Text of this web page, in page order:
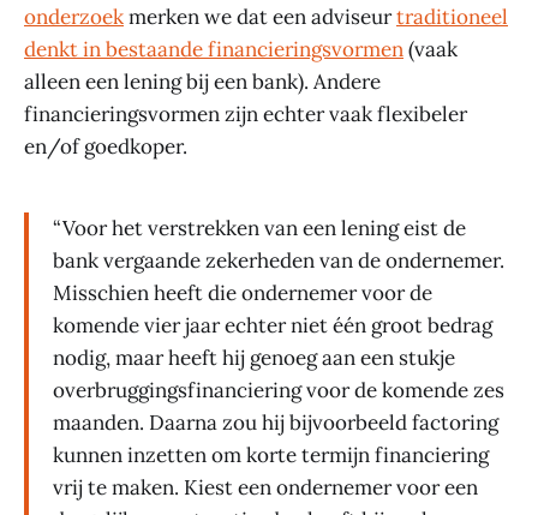
onderzoekmerken we dat een adviseurtraditioneel
denkt in bestaande financieringsvormen(vaak
alleen een lening bij een bank). Andere
financieringsvormen zijn echter vaak flexibeler
en/of goedkoper.
“Voor het verstrekken van een lening eist de
bank vergaande zekerheden van de ondernemer.
Misschien heeft die ondernemer voor de
komende vier jaar echter niet één groot bedrag
nodig, maar heeft hij genoeg aan een stukje
overbruggingsfinanciering voor de komende zes
maanden. Daarna zou hij bijvoorbeeld factoring
kunnen inzetten om korte termijn financiering
vrij te maken. Kiest een ondernemer voor een